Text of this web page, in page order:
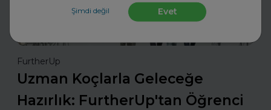
Şimdi değil Evet
FurtherUp
Uzman Koçlarla Geleceğe
Hazırlık: FurtherUp'tan Öğrenci